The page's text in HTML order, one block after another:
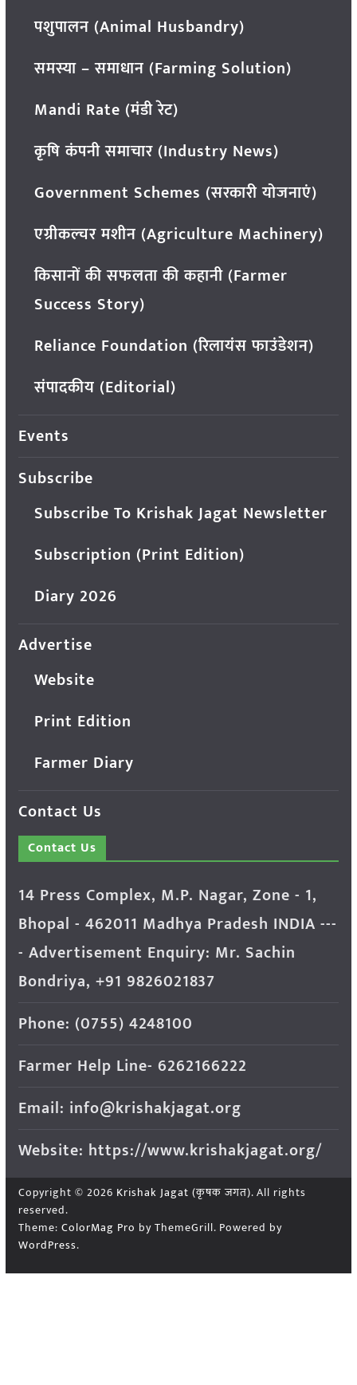
पशुपालन (Animal Husbandry)
समस्या – समाधान (Farming Solution)
Mandi Rate (मंडी रेट)
कृषि कंपनी समाचार (Industry News)
Government Schemes (सरकारी योजनाएं)
एग्रीकल्चर मशीन (Agriculture Machinery)
किसानों की सफलता की कहानी (Farmer
Success Story)
Reliance Foundation (रिलायंस फाउंडेशन)
संपादकीय (Editorial)
Events
Subscribe
Subscribe To Krishak Jagat Newsletter
Subscription (Print Edition)
Diary 2026
Advertise
Website
Print Edition
Farmer Diary
Contact Us
Contact Us
14 Press Complex, M.P. Nagar, Zone - 1,
Bhopal - 462011 Madhya Pradesh INDIA ---
- Advertisement Enquiry: Mr. Sachin
Bondriya, +91 9826021837
Phone: (0755) 4248100
Farmer Help Line- 6262166222
Email: info@krishakjagat.org
Website: https://www.krishakjagat.org/
Copyright © 2026 Krishak Jagat (कृषक जगत). All rights
reserved.
Theme: ColorMag Pro by ThemeGrill. Powered by
WordPress.